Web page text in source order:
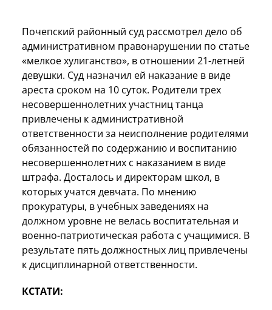
Почепский районный суд рассмотрел дело об
административном правонарушении по статье
«мелкое хулиганство», в отношении 21-летней
девушки. Суд назначил ей наказание в виде
ареста сроком на 10 суток. Родители трех
несовершеннолетних участниц танца
привлечены к административной
ответственности за неисполнение родителями
обязанностей по содержанию и воспитанию
несовершеннолетних с наказанием в виде
штрафа. Досталось и директорам школ, в
которых учатся девчата. По мнению
прокуратуры, в учебных заведениях на
должном уровне не велась воспитательная и
военно-патриотическая работа с учащимися. В
результате пять должностных лиц привлечены
к дисциплинарной ответственности.
КСТАТИ: